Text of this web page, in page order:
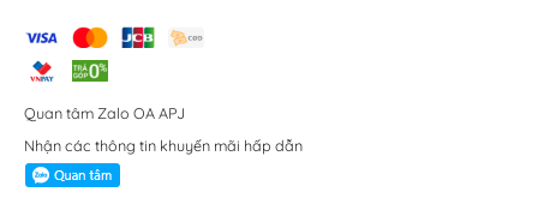
Quan tâm Zalo OA APJ
Nhận các thông tin khuyến mãi hấp dẫn